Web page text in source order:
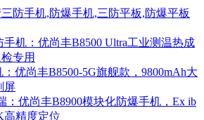
防手机,防爆手机,三防平板,防爆平板
手机：优尚丰B8500 Ultra工业测温热成
专用
：优尚丰B8500-5G旗舰款，9800mAh大
屏
：优尚丰B8900模块化防爆手机，Ex ib
高精度定位